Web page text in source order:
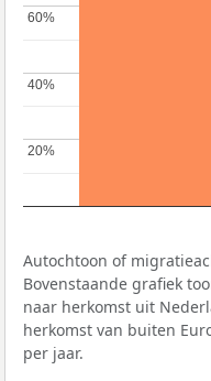
20%
20%
40%
40%
60%
60%
Autochtoon of
Bovenstaande grafiek
naar herkomst uit
herkomst van buiten
per jaar.